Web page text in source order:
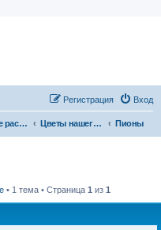
Вход
Регистрация
Садовые растения Цветы нашего сада Пионы
• 1 тема • Страница 1 из 1